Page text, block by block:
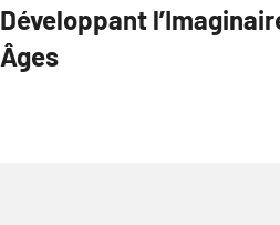
Développant
Âges